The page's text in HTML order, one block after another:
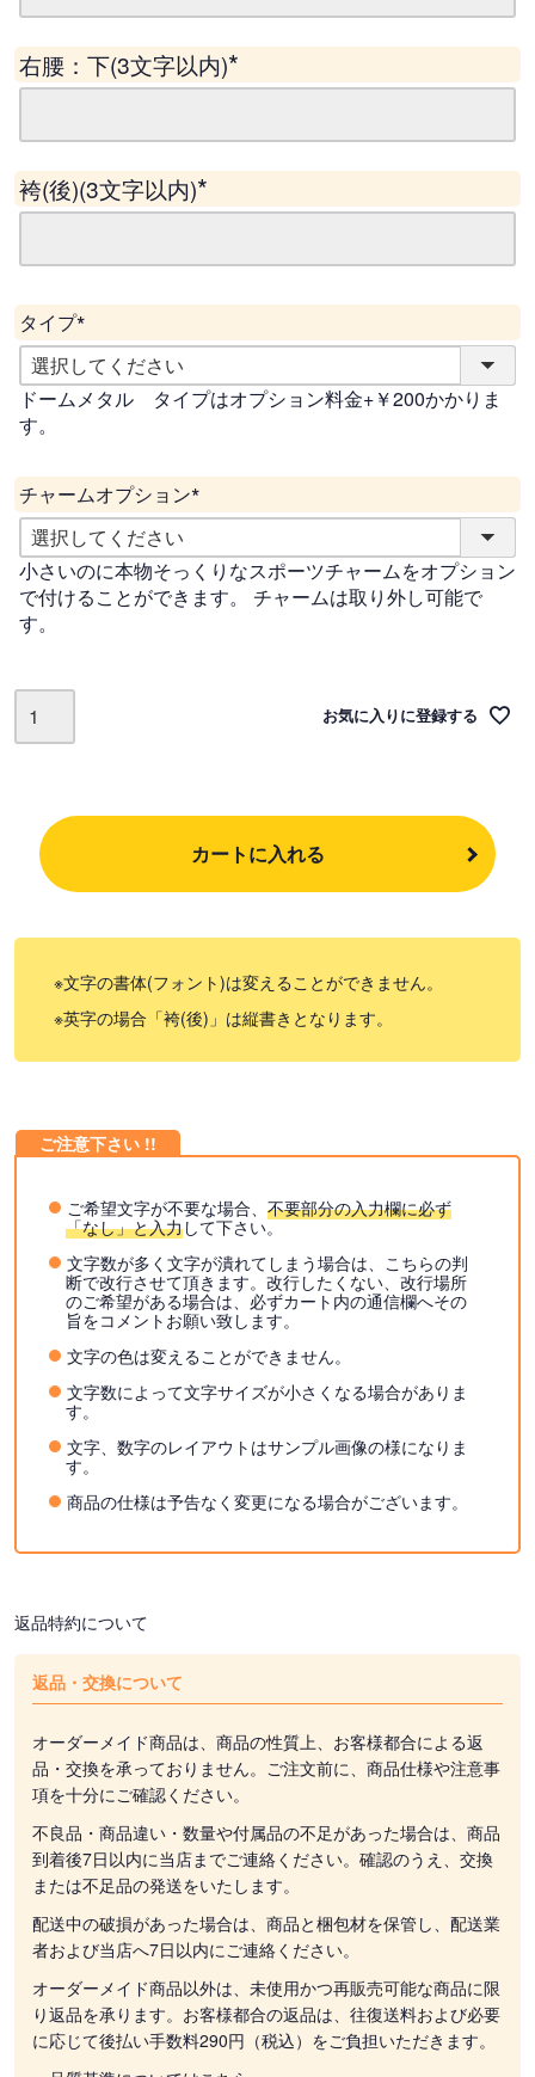
須
)
右腰：下(3文字以内)
(
須
)
袴(後)(3文字以内)
(
須
タイプ
(
必
須
ドームメタル タイプはオプション料金+￥200かかりま
す。
チャームオプション
(
須
)
小さいのに本物そっくりなスポーツチャームをオプション
で付けることができます。 チャームは取り外し可能で
す。
お気に入りに登録する
カートに入れる
文字の書体(フォント)は変えることができません。
英字の場合「袴(後)」は縦書きとなります。
ご希望文字が不要な場合、 不要部分の入力欄に必ず
「なし」と入力して下さい。
文字数が多く文字が潰れてしまう場合は、こちらの判
断で改行させて頂きます。改行したくない、改行場所
のご希望がある場合は、必ずカート内の通信欄へその
旨をコメントお願い致します。
文字の色は変えることができません。
文字数によって文字サイズが小さくなる場合がありま
す。
文字、数字のレイアウトはサンプル画像の様になりま
す。
商品の仕様は予告なく変更になる場合がございます。
返品特約について
返品・交換について
オーダーメイド商品は、商品の性質上、お客様都合による返
品・交換を承っておりません。ご注文前に、商品仕様や注意事
項を十分にご確認ください。
不良品・商品違い・数量や付属品の不足があった場合は、商品
到着後7日以内に当店までご連絡ください。確認のうえ、交換
または不足品の発送をいたします。
配送中の破損があった場合は、商品と梱包材を保管し、配送業
者および当店へ7日以内にご連絡ください。
オーダーメイド商品以外は、未使用かつ再販売可能な商品に限
り返品を承ります。お客様都合の返品は、往復送料および必要
に応じて後払い手数料290円（税込）をご負担いただきます。